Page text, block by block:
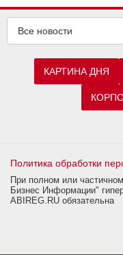
Все новости
КАРТИНА ДНЯ
Политика обработки
При полном или
Бизнес Информации"
ABIREG.RU обязательна